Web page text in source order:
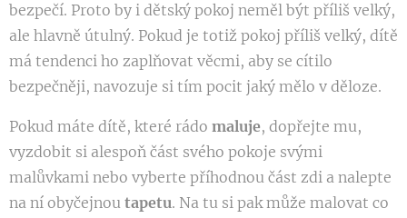
bezpečí. Proto by i dětský pokoj neměl být příliš velký,
ale hlavně útulný. Pokud je totiž pokoj příliš velký, dítě
má tendenci ho zaplňovat věcmi, aby se cítilo
bezpečněji, navozuje si tím pocit jaký mělo v děloze.
Pokud máte dítě, které rádo maluje, dopřejte mu,
vyzdobit si alespoň část svého pokoje svými
malůvkami nebo vyberte příhodnou část zdi a nalepte
na ní obyčejnou tapetu. Na tu si pak může malovat co